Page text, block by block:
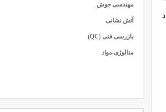
مهندسی جوش
آتش نشانی
بازرسی فنی (QC)
متالوژی-مواد